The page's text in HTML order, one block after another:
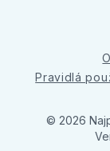
Pravidlá
© 2026